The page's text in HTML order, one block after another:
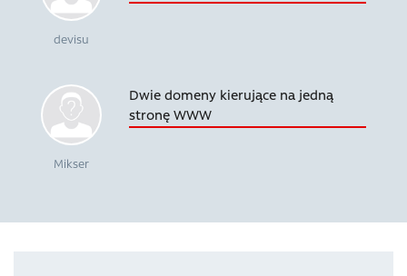
devisu
Mikser
Dwie domeny kierujące na jedną
stronę WWW